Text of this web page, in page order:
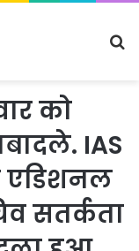
को
IAS
एडिशनल
सतर्कता